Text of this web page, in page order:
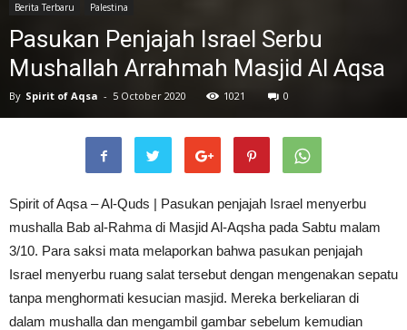
Berita Terbaru Palestina
Pasukan Penjajah Israel Serbu
Mushallah Arrahmah Masjid Al Aqsa
By Spirit of Aqsa - 5 October 2020 1021 0
Spirit of Aqsa – Al-Quds | Pasukan penjajah Israel menyerbu
mushalla Bab al-Rahma di Masjid Al-Aqsha pada Sabtu malam
3/10. Para saksi mata melaporkan bahwa pasukan penjajah
Israel menyerbu ruang salat tersebut dengan mengenakan sepatu
tanpa menghormati kesucian masjid. Mereka berkeliaran di
dalam mushalla dan mengambil gambar sebelum kemudian